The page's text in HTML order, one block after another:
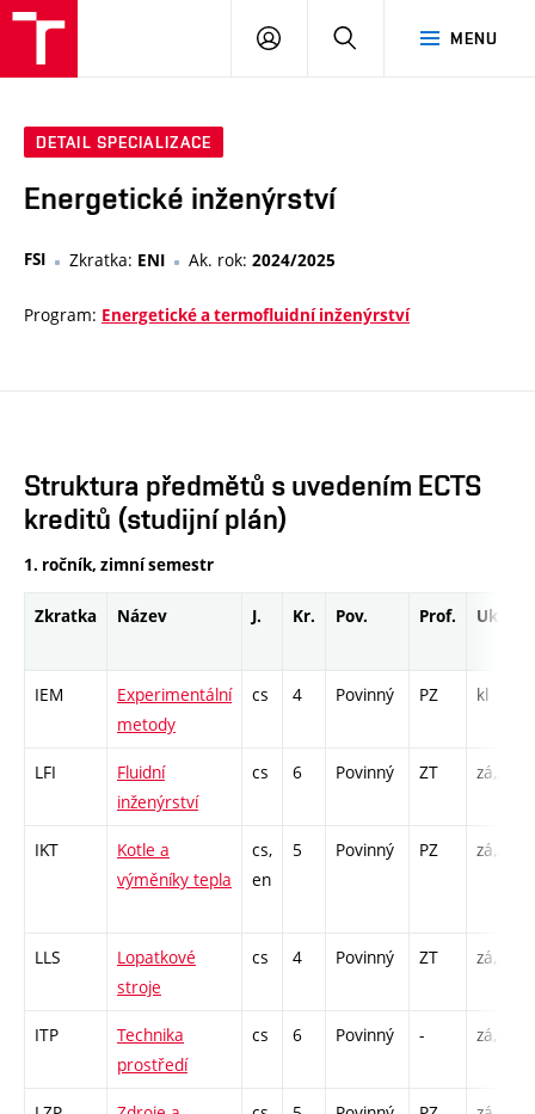
MENU
PŘIHLÁSIT
DETAIL SPECIALIZACE
Energetické inženýrství
FSI Zkratka: ENI Ak. rok: 2024/2025
Program: Energetické a termofluidní inženýrství
Struktura předmětů s uvedením ECTS
kreditů (studijní plán)
1. ročník, zimní semestr
Zkratka Název J. Kr. Pov. Prof. Uk.
IEM
Experimentální
metody
cs 4 Povinný PZ kl
LFI
Fluidní
inženýrství
cs 6 Povinný ZT zá,zk
IKT
Kotle a
výměníky tepla
cs,
en
5 Povinný PZ zá,zk
LLS
Lopatkové
stroje
cs 4 Povinný ZT zá,zk
ITP
Technika
prostředí
cs 6 Povinný - zá,zk